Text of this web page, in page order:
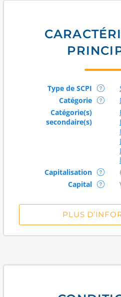
Type de SCPI
Catégorie
Catégorie(s)
secondaire(s)
Capitalisation
Capital
PLUS